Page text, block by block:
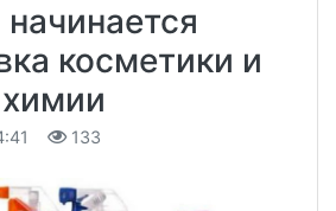
косметики и
133